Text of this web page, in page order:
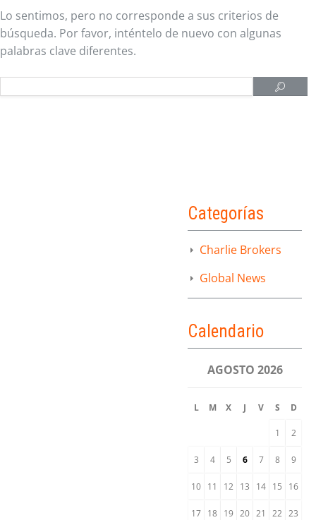
Lo sentimos, pero no corresponde a sus criterios de
búsqueda. Por favor, inténtelo de nuevo con algunas
palabras clave diferentes.
Categorías
Charlie Brokers
Global News
Calendario
AGOSTO 2026
L M X J V S D
1 2
3 4 5 6 7 8 9
10 11 12 13 14 15 16
17 18 19 20 21 22 23